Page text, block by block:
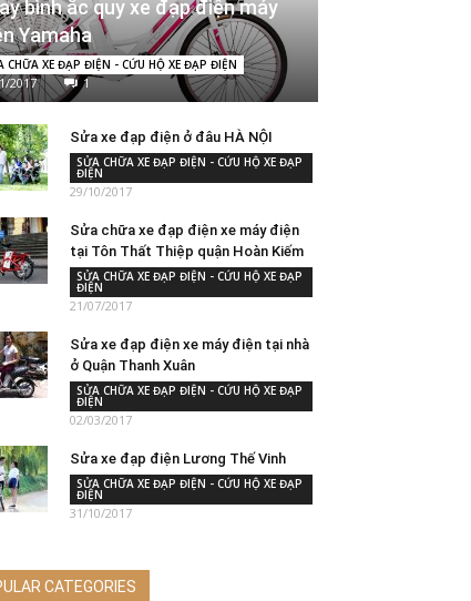
bình ắc quy xe đạp điện máy
Yamaha
CHỮA XE ĐẠP ĐIỆN - CỨU HỘ XE ĐẠP ĐIỆN
2017 1
Sửa xe đạp điện ở đâu HÀ NỘI
SỬA CHỮA XE ĐẠP ĐIỆN - CỨU HỘ XE ĐẠP
ĐIỆN
29/10/2017
Sửa chữa xe đạp điện xe máy điện
tại Tôn Thất Thiệp quận Hoàn Kiếm
SỬA CHỮA XE ĐẠP ĐIỆN - CỨU HỘ XE ĐẠP
ĐIỆN
21/07/2017
Sửa xe đạp điện xe máy điện tại nhà
ở Quận Thanh Xuân
SỬA CHỮA XE ĐẠP ĐIỆN - CỨU HỘ XE ĐẠP
ĐIỆN
02/03/2017
Sửa xe đạp điện Lương Thế Vinh
SỬA CHỮA XE ĐẠP ĐIỆN - CỨU HỘ XE ĐẠP
ĐIỆN
31/10/2017
CATEGORIES